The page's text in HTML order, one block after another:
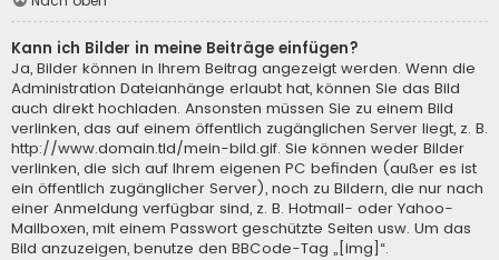
Kann ich Bilder in meine Beiträge einfügen?
Ja, Bilder können in Ihrem Beitrag angezeigt werden. Wenn die
Administration Dateianhänge erlaubt hat, können Sie das Bild
auch direkt hochladen. Ansonsten müssen Sie zu einem Bild
verlinken, das auf einem öffentlich zugänglichen Server liegt, z. B.
http://www.domain.tld/mein-bild.gif. Sie können weder Bilder
verlinken, die sich auf Ihrem eigenen PC befinden (außer es ist
ein öffentlich zugänglicher Server), noch zu Bildern, die nur nach
einer Anmeldung verfügbar sind, z. B. Hotmail- oder Yahoo-
Mailboxen, mit einem Passwort geschützte Seiten usw. Um das
Bild anzuzeigen, benutze den BBCode-Tag „[img]“.